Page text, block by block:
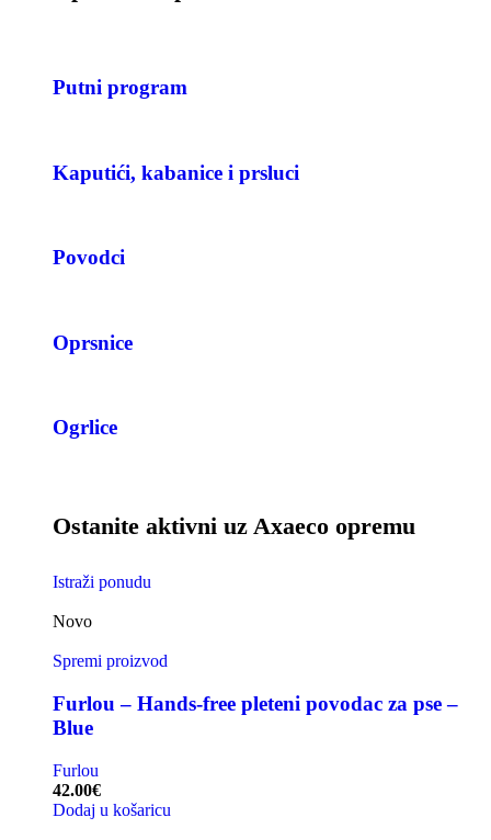
Putni program
Kaputići, kabanice i prsluci
Povodci
Oprsnice
Ogrlice
Ostanite aktivni uz Axaeco opremu
Istraži ponudu
Novo
Spremi proizvod
Furlou – Hands-free pleteni povodac za pse –
Blue
Furlou
42.00€
Dodaj u košaricu